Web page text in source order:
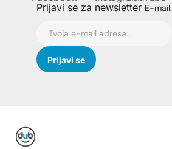
Prijavi se za newsletter E-mail: